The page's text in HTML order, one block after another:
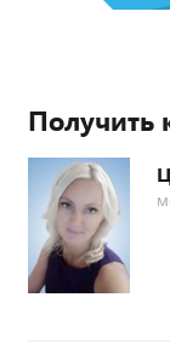
Получить